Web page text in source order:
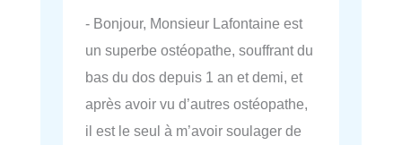
- Bonjour, Monsieur Lafontaine est
un superbe ostéopathe, souffrant du
bas du dos depuis 1 an et demi, et
après avoir vu d’autres ostéopathe,
il est le seul à m’avoir soulager de